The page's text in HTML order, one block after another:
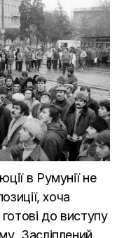
в Румунії не
хоча
до виступу
Засліплений